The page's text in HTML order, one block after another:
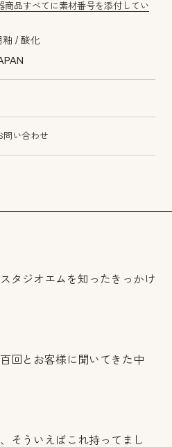
number7
商品すべてに素材番号を添付してい
釉
酸化
問い合わせ
タジオエムを知ったきっかけ
回とお客様に聞いてきた中
そういえばこれ持ってまし